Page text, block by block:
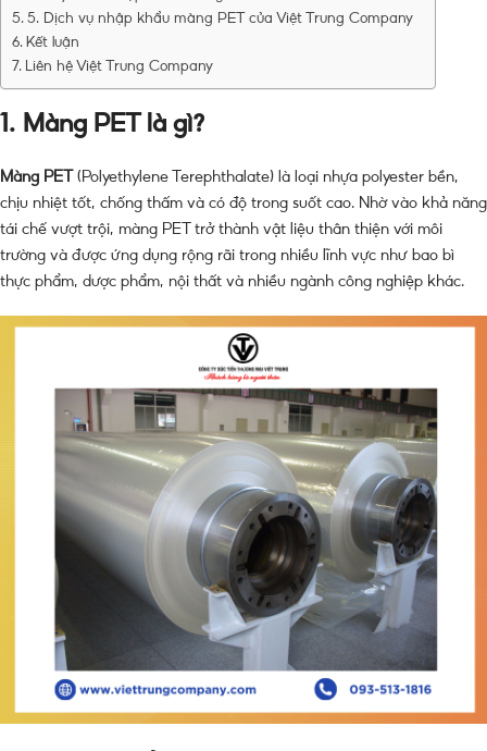
5. Dịch vụ nhập khẩu màng PET của Việt Trung Company
Kết luận
Liên hệ Việt Trung Company
1. Màng PET là gì?
Màng PET
(Polyethylene Terephthalate) là loại nhựa polyester bền,
chịu nhiệt tốt, chống thấm và có độ trong suốt cao. Nhờ vào khả năng
tái chế vượt trội, màng PET trở thành vật liệu thân thiện với môi
trường và được ứng dụng rộng rãi trong nhiều lĩnh vực như bao bì
thực phẩm, dược phẩm, nội thất và nhiều ngành công nghiệp khác.